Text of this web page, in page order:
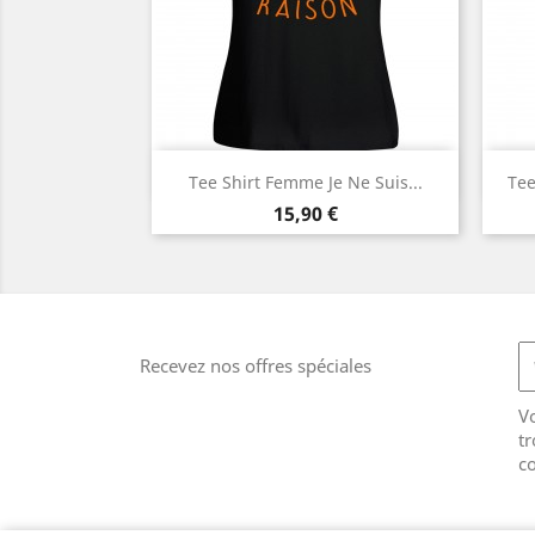
Tee Shirt Femme Je Ne Suis...
Prix
15,90 €
Aperçu rapide
Recevez nos offres spéciales